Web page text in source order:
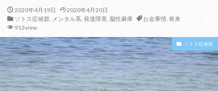
2020年4月19日
2020年4月20日
ソトス症候群, メンタル系, 発達障害, 脳性麻痺 お金事情, 将来
913view
ソトス症候群